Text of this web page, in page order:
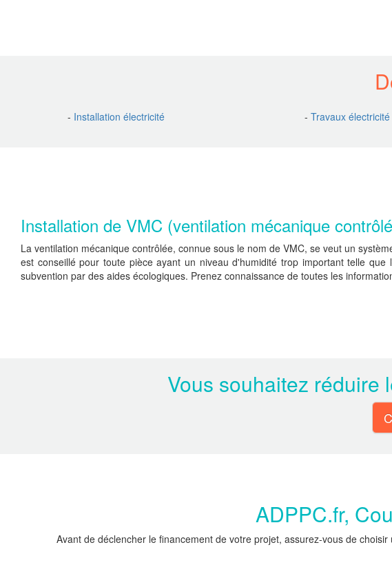
- Installation électricité - Travaux électricité
Installation de VMC (ventilation mécanique
La ventilation mécanique contrôlée, connue sous le nom de VMC, se veut un
est conseillé pour toute pièce ayant un niveau d'humidité trop important telle
subvention par des aides écologiques. Prenez connaissance de toutes les
Vous souhaitez réduire
ADPPC.fr,
Avant de déclencher le financement de votre projet, assurez-vous de